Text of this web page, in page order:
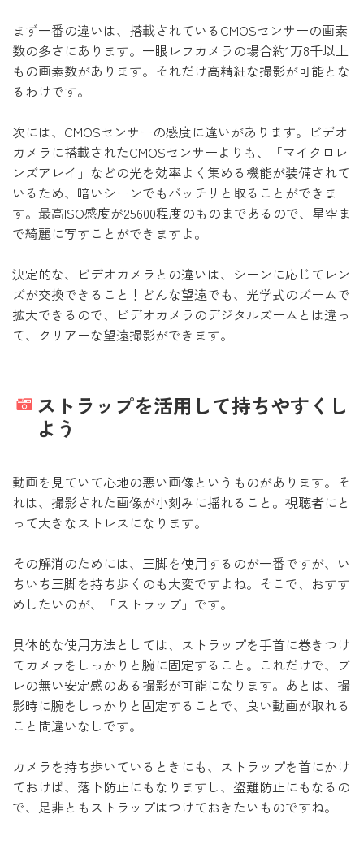
まず一番の違いは、搭載されているCMOSセンサーの画素
数の多さにあります。一眼レフカメラの場合約1万8千以上
もの画素数があります。それだけ高精細な撮影が可能とな
るわけです。
次には、CMOSセンサーの感度に違いがあります。ビデオ
カメラに搭載されたCMOSセンサーよりも、「マイクロレ
ンズアレイ」などの光を効率よく集める機能が装備されて
いるため、暗いシーンでもバッチリと取ることができま
す。最高ISO感度が25600程度のものまであるので、星空ま
で綺麗に写すことができますよ。
決定的な、ビデオカメラとの違いは、シーンに応じてレン
ズが交換できること！どんな望遠でも、光学式のズームで
拡大できるので、ビデオカメラのデジタルズームとは違っ
て、クリアーな望遠撮影ができます。
ストラップを活用して持ちやすくし
よう
動画を見ていて心地の悪い画像というものがあります。そ
れは、撮影された画像が小刻みに揺れること。視聴者にと
って大きなストレスになります。
その解消のためには、三脚を使用するのが一番ですが、い
ちいち三脚を持ち歩くのも大変ですよね。そこで、おすす
めしたいのが、「ストラップ」です。
具体的な使用方法としては、ストラップを手首に巻きつけ
てカメラをしっかりと腕に固定すること。これだけで、ブ
レの無い安定感のある撮影が可能になります。あとは、撮
影時に腕をしっかりと固定することで、良い動画が取れる
こと間違いなしです。
カメラを持ち歩いているときにも、ストラップを首にかけ
ておけば、落下防止にもなりますし、盗難防止にもなるの
で、是非ともストラップはつけておきたいものですね。